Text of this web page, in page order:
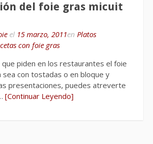
del foie gras micuit
el 15 marzo, 2011en Platos
con foie gras
que piden en los restaurantes el foie
sea con tostadas o en bloque y
presentaciones, puedes atreverte
[Continuar Leyendo]